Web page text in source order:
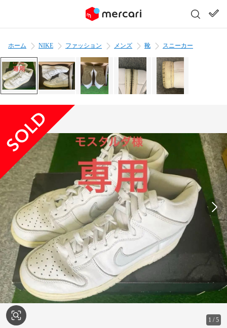
ホーム NIKE ファッション メンズ 靴 スニーカー
1 /5